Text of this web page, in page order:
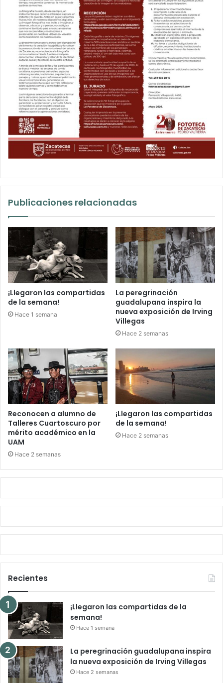
Publicaciones relacionadas
¡Llegaron las compartidas
de la semana!
Hace 1 semana
La peregrinación
guadalupana inspira la
nueva exposición de Irving
Villegas
Hace 2 semanas
Reconocen a alumno de
Talleres Cuartoscuro por
mérito académico en la
UAM
Hace 2 semanas
¡Llegaron las compartidas
de la semana!
Hace 2 semanas
Recientes
¡Llegaron las compartidas de la
semana!
Hace 1 semana
La peregrinación guadalupana inspira
la nueva exposición de Irving Villegas
Hace 2 semanas